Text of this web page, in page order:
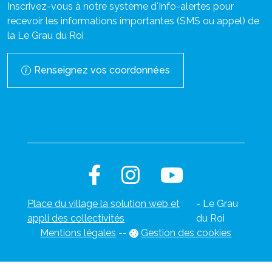
Inscrivez-vous à notre système d'Info-alertes pour
recevoir les informations importantes (SMS ou appel) de
la Le Grau du Roi
Renseignez vos coordonnées
Place du village la solution web et
appli des collectivités
- Le Grau
du Roi
Mentions légales -- Gestion des cookies